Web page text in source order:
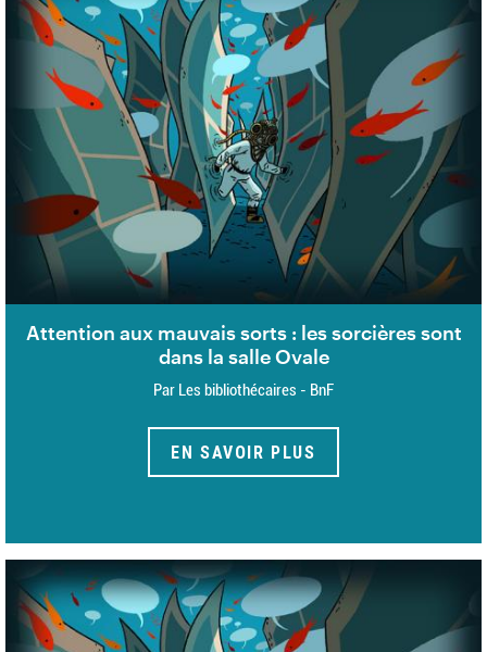
Attention aux mauvais sorts : les sorcières sont
dans la salle Ovale
Par Les bibliothécaires - BnF
EN SAVOIR PLUS